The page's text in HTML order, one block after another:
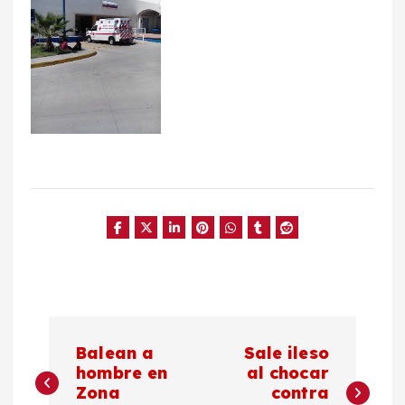
a
Balean a
hombre en
Zona
Sale ileso
al chocar
contra